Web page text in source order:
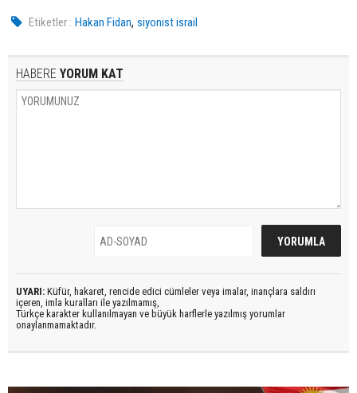
Etiketler : Hakan Fidan,siyonist israil
HABERE YORUM KAT
UYARI: Küfür, hakaret, rencide edici cümleler veya imalar, inançlara saldırı
içeren, imla kuralları ile yazılmamış,
Türkçe karakter kullanılmayan ve büyük harflerle yazılmış yorumlar
onaylanmamaktadır.